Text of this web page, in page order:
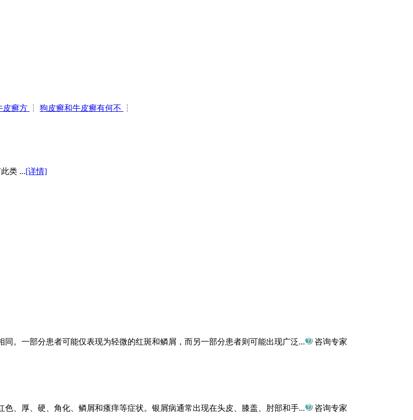
皮癣方 ┆ 狗皮癣和牛皮癣有何不 ┆
类 ...[详情]
。一部分患者可能仅表现为轻微的红斑和鳞屑，而另一部分患者则可能出现广泛... 咨询专家
、厚、硬、角化、鳞屑和瘙痒等症状。银屑病通常出现在头皮、膝盖、肘部和手... 咨询专家